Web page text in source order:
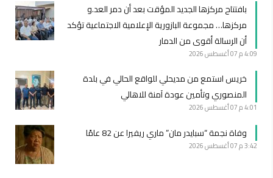
بافتتاح مركزها الجديد المؤقت بعد أن دمر العد.و
مركزها… مجموعة البازورية الإعلامية الاجتماعية تؤكد
أن الرسالة أقوى من الدمار
4:09 م 07 أغسطس 2026
خريس استمع من مديحلي للواقع الحالي في بلدة
المنصوري وتأمين عودة آمنة للاهالي
4:01 م 07 أغسطس 2026
وفاة نجمة “سبايدر مان” ماري ريفيرا عن 82 عامًا
3:42 م 07 أغسطس 2026